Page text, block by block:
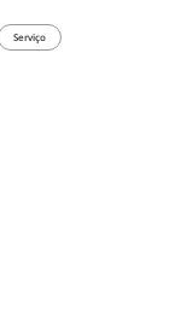
Serviço